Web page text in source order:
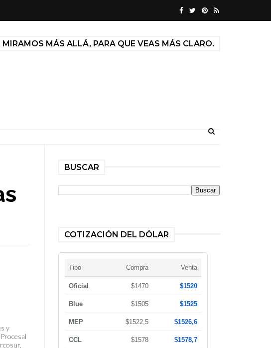
MIRAMOS MÁS ALLÁ, PARA QUE VEAS MÁS CLARO.
y
BUSCAR
COTIZACIÓN DEL DÓLAR
Tipo Compra Venta
Oficial $1470 $1520
Blue $1505 $1525
MEP $1522,5 $1526,6
CCL $1578 $1578,7